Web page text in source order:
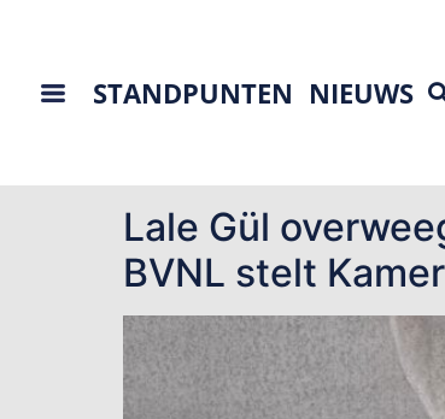
STANDPUNTEN NIEUWS
Lale Gül
BVNL stelt